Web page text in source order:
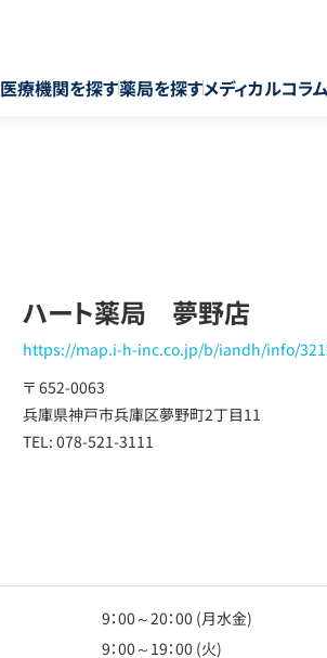
医療機関を探す薬局を探すメディカルコラム
ハート薬局 夢野店
https://map.i-h-inc.co.jp/b/iandh/info/
〒 652-0063
兵庫県神戸市兵庫区夢野町2丁目11
TEL: 078-521-3111
9：00～20：00 (月水金)
9：00～19：00 (火)